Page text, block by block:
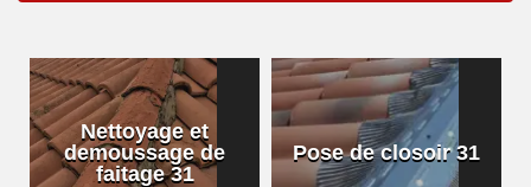
Nettoyage et
demoussage de
faitage 31
Pose de closoir 31